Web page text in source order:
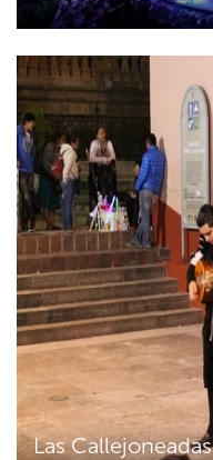
Las Callejoneadas